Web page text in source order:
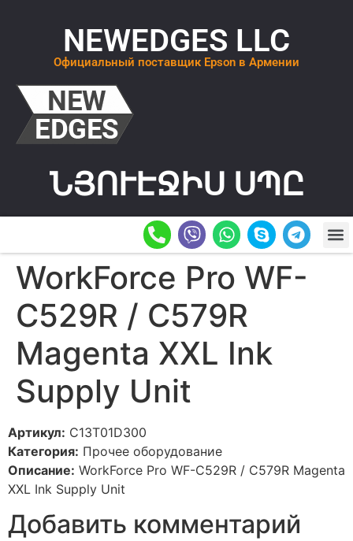
NEWEDGES LLC
Официальный поставщик Epson в Армении
ՆՅՈՒԷՋԻՍ ՍՊԸ
WorkForce Pro WF-
C529R / C579R
Magenta XXL Ink
Supply Unit
Артикул: C13T01D300
Категория: Прочее оборудование
Описание: WorkForce Pro WF-C529R / C579R Magenta
XXL Ink Supply Unit
Добавить комментарий